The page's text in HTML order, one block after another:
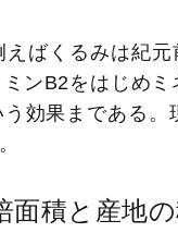
ばくるみは紀
ンB2をはじめ
効果まである
面積と産地